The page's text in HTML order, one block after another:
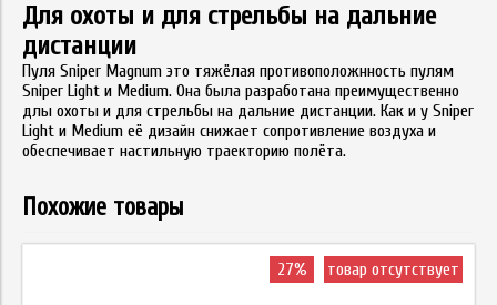
Для охоты и для стрельбы на дальние
дистанции
Пуля Sniper Magnum это тяжёлая противоположнность пулям
Sniper Light и Medium. Она была разработана пpеимущественно
длы охоты и для стрельбы на дальние дистанции. Как и у Sniper
Light и Medium её дизайн снижает сопротивление воздуха и
обеспечивает настильную траекторию полёта.
Похожие товары
27% товар отсутствует